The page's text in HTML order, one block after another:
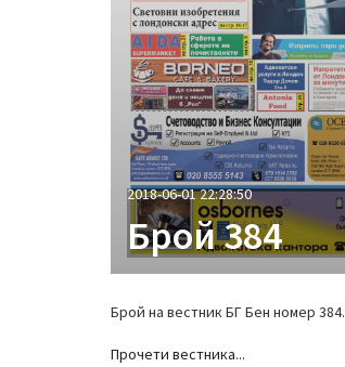
2018-06-01 22:28:50
Брой 384
Брой на вестник БГ Бен номер 384.
Прочети вестника...